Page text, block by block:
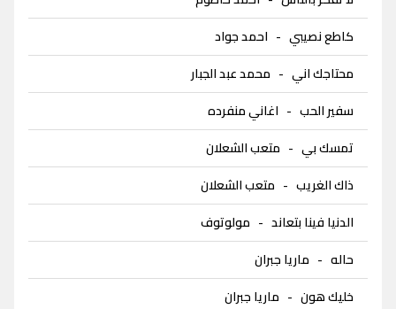
كاطع نصيبي - احمد جواد
محتاجك اني - محمد عبد الجبار
سفير الحب - اغاني منفرده
تمسك بي - متعب الشعلان
ذاك الغريب - متعب الشعلان
الدنيا فينا بتعاند - مولوتوف
حاله - ماريا جبران
خليك هون - ماريا جبران